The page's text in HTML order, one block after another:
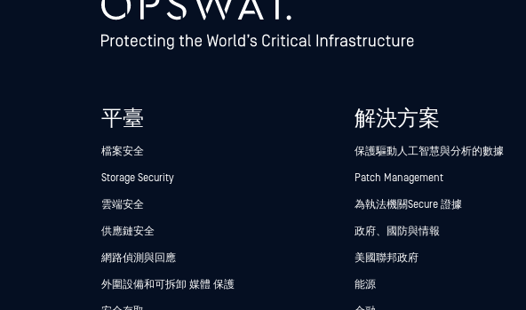
平臺
檔案安全
Storage Security
雲端安全
供應鏈安全
網路偵測與回應
外圍設備和可拆卸 媒體 保護
解決方案
保護驅動人工智慧與分析的數據
Patch Management
為執法機關Secure 證據
政府、國防與情報
美國聯邦政府
能源